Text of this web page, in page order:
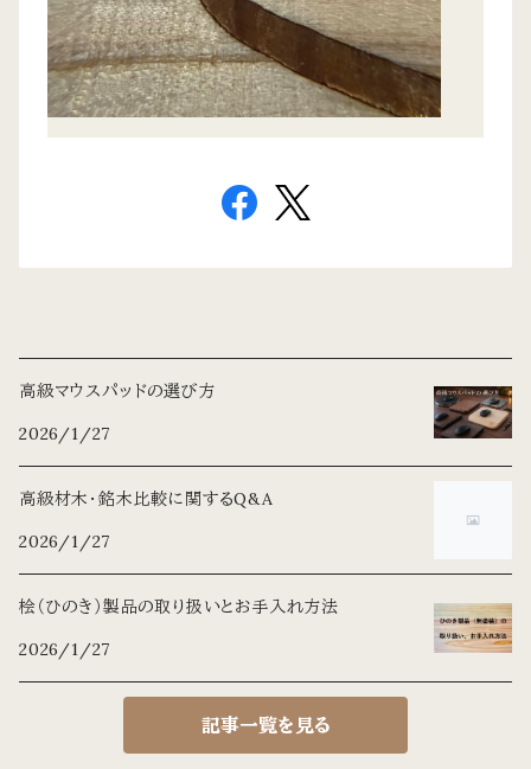
高級マウスパッドの選び方
2026/1/27
高級材木・銘木比較に関するQ&A
2026/1/27
桧（ひのき）製品の取り扱いとお手入れ方法
2026/1/27
記事一覧を見る